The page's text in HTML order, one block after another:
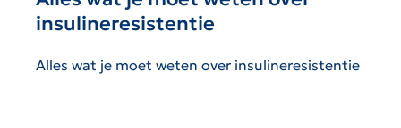
insulineresistentie
Alles wat je moet weten over insulineresistentie